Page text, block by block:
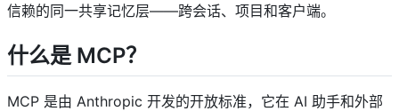
信赖的同一共享记忆层——跨会话、项目和客户端。
什么是 MCP？ ​
MCP 是由 Anthropic 开发的开放标准，它在 AI 助手和外部